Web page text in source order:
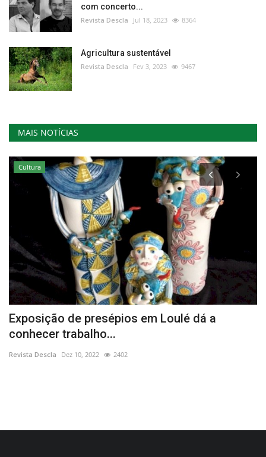
com concerto...
Revista Descla Jul 18, 2023 8364
Agricultura sustentável
Revista Descla Fev 3, 2023 9467
MAIS NOTÍCIAS
Cultura
Exposição de presépios em Loulé dá a
conhecer trabalho...
Revista Descla Dez 10, 2022 2402